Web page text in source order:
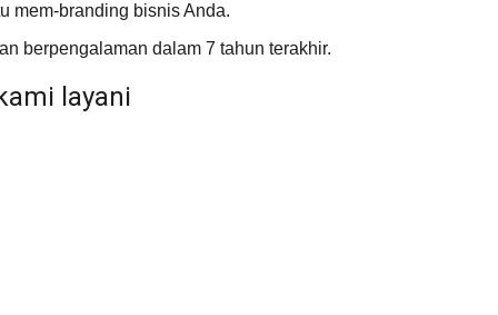
mem-branding bisnis Anda.
berpengalaman dalam 7 tahun terakhir.
layani